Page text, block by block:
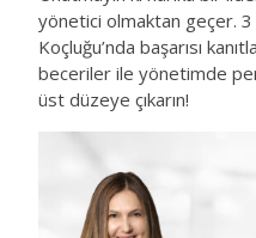
yönetici olmaktan geçer. 3
Koçluğu’nda başarısı
beceriler ile yönetimde
üst düzeye çıkarın!